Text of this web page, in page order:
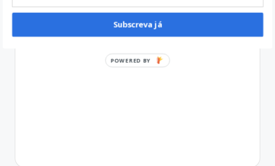
Subscreva já
POWERED BY